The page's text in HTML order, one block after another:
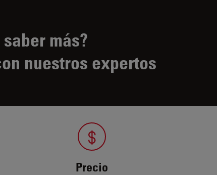
más?
nuestros expertos
Precio